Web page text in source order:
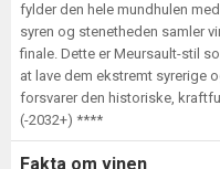
fylder den hele mundhulen
syren og stenetheden samler
finale. Dette er Meursault-stil
at lave dem ekstremt syrerige
forsvarer den historiske,
(-2032+) ****
Fakta om vinen